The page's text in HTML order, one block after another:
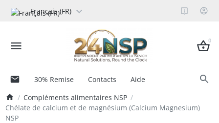
Français (FR)
0
30% Remise Contacts
Aide
Compléments alimentaires NSP
Chélate de calcium et de magnésium (Calcium Magnesium)
NSP